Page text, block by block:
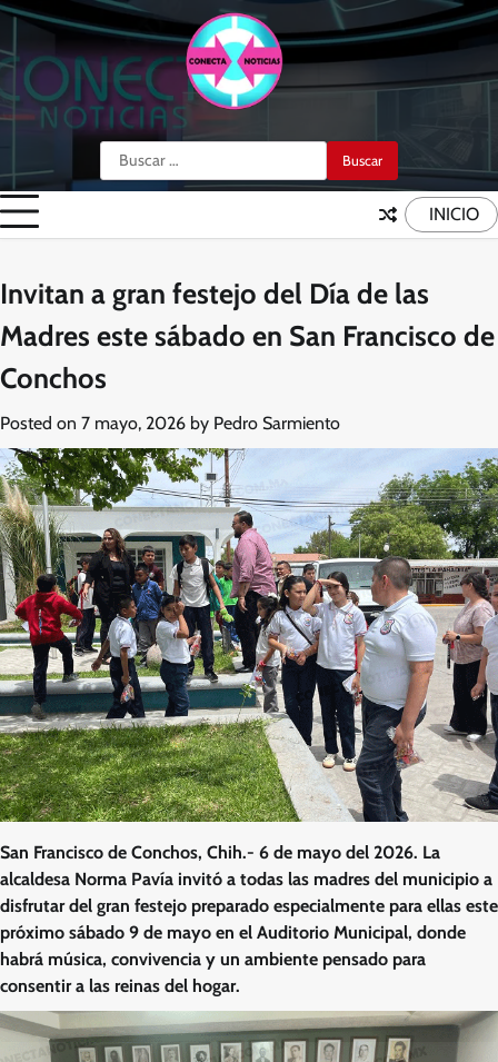
Skip
content
Buscar:
INICIO
Invitan a gran festejo del Día de las
Madres este sábado en San Francisco de
Conchos
Posted on 7 mayo, 2026 by Pedro Sarmiento
San Francisco de Conchos, Chih.- 6 de mayo del 2026. La
alcaldesa Norma Pavía invitó a todas las madres del municipio a
disfrutar del gran festejo preparado especialmente para ellas este
próximo sábado 9 de mayo en el Auditorio Municipal, donde
habrá música, convivencia y un ambiente pensado para
consentir a las reinas del hogar.